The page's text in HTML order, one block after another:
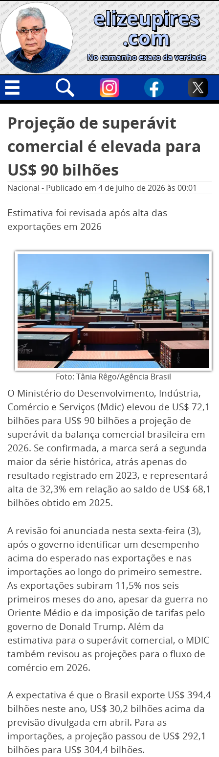
Skip
to
content
elizeupires
.com
No tamanho exato da verdade
Geral
Cidades
Política
Informe especial
por:
Projeção de superávit
comercial é elevada para
US$ 90 bilhões
Nacional - Publicado em 4 de julho de 2026às 00:01
Estimativa foi revisada após alta das
exportações em 2026
Foto: Tânia Rêgo/Agência Brasil
O Ministério do Desenvolvimento, Indústria,
Comércio e Serviços (Mdic) elevou de US$ 72,1
bilhões para US$ 90 bilhões a projeção de
superávit da balança comercial brasileira em
2026. Se confirmada, a marca será a segunda
maior da série histórica, atrás apenas do
resultado registrado em 2023, e representará
alta de 32,3% em relação ao saldo de US$ 68,1
bilhões obtido em 2025.
A revisão foi anunciada nesta sexta-feira (3),
após o governo identificar um desempenho
acima do esperado nas exportações e nas
importações ao longo do primeiro semestre.
As exportações subiram 11,5% nos seis
primeiros meses do ano, apesar da guerra no
Oriente Médio e da imposição de tarifas pelo
governo de Donald Trump. Além da
estimativa para o superávit comercial, o MDIC
também revisou as projeções para o fluxo de
comércio em 2026.
A expectativa é que o Brasil exporte US$ 394,4
bilhões neste ano, US$ 30,2 bilhões acima da
previsão divulgada em abril. Para as
importações, a projeção passou de US$ 292,1
bilhões para US$ 304,4 bilhões.